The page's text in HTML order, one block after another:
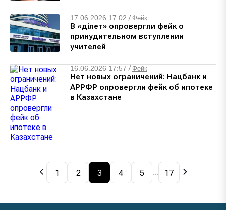
17.06.2026 17:02 /Фейк
В «Әділет» опровергли фейк о
принудительном вступлении
учителей
16.06.2026 17:57 /Фейк
Нет новых ограничений: Нацбанк и
АРРФР опровергли фейк об ипотеке
в Казахстане
1 2 3 4 5 ... 17